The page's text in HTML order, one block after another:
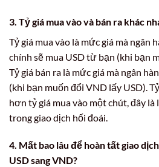
3. Tỷ giá mua vào và bán ra khác
Tỷ giá mua vào là mức giá mà ngân
chính sẽ mua USD từ bạn (khi bạn
Tỷ giá bán ra là mức giá mà ngân
(khi bạn muốn đổi VND lấy USD).
hơn tỷ giá mua vào một chút, đây
trong giao dịch hối đoái.
4. Mất bao lâu để hoàn tất giao dịch
USD sang VND?